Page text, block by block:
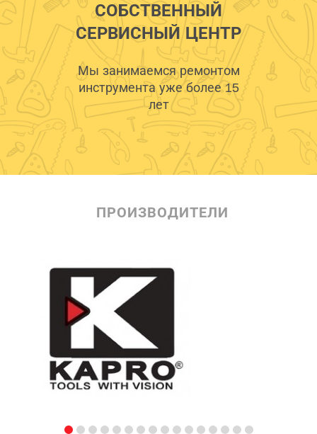
СОБСТВЕННЫЙ
СЕРВИСНЫЙ ЦЕНТР
Мы занимаемся ремонтом
инструмента уже более 15
лет
ПРОИЗВОДИТЕЛИ